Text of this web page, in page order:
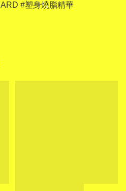
#塑身燒脂精華